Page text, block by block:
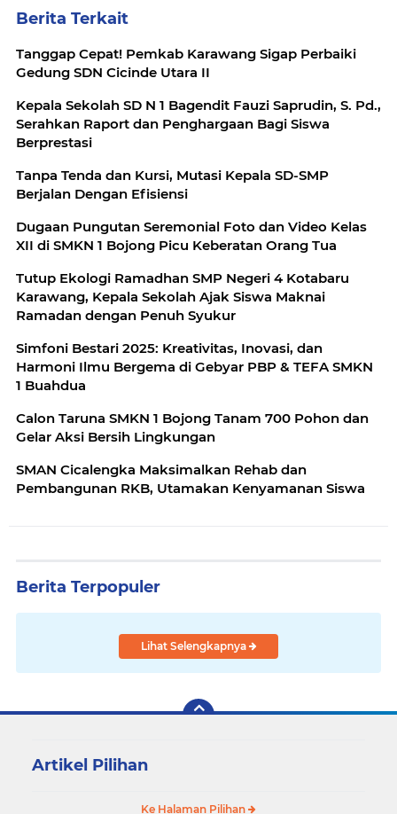
Berita Terkait
Tanggap Cepat! Pemkab Karawang Sigap Perbaiki
Gedung SDN Cicinde Utara II
Kepala Sekolah SD N 1 Bagendit Fauzi Saprudin, S. Pd.,
Serahkan Raport dan Penghargaan Bagi Siswa
Berprestasi
Tanpa Tenda dan Kursi, Mutasi Kepala SD-SMP
Berjalan Dengan Efisiensi
Dugaan Pungutan Seremonial Foto dan Video Kelas
XII di SMKN 1 Bojong Picu Keberatan Orang Tua
Tutup Ekologi Ramadhan SMP Negeri 4 Kotabaru
Karawang, Kepala Sekolah Ajak Siswa Maknai
Ramadan dengan Penuh Syukur
Simfoni Bestari 2025: Kreativitas, Inovasi, dan
Harmoni Ilmu Bergema di Gebyar PBP & TEFA SMKN
1 Buahdua
Calon Taruna SMKN 1 Bojong Tanam 700 Pohon dan
Gelar Aksi Bersih Lingkungan
SMAN Cicalengka Maksimalkan Rehab dan
Pembangunan RKB, Utamakan Kenyamanan Siswa
Berita Terpopuler
Lihat Selengkapnya
Artikel Pilihan
Ke Halaman Pilihan